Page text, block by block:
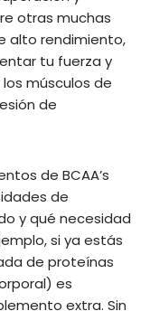
otras muchas
alto rendimiento,
tu fuerza y
músculos de
de
de BCAA’s
de
y qué necesidad
si ya estás
de proteínas
es
extra. Sin